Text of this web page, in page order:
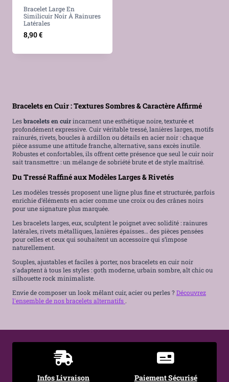
Bracelet Large En
Similicuir Noir À Rainures
Latérales
8,90€
Bracelets en Cuir : Textures Sombres & Caractère Affirmé
Lesbracelets en cuirincarnent une esthétique noire, texturée et
profondément expressive. Cuir véritable tressé, lanières larges, motifs
rainurés, rivets, boucles à ardillon ou détails en acier noir : chaque
pièce assume une attitude franche, alternative, sans excès inutile.
Robustes et confortables, ils offrent cette présence que seul le cuir noir
sait transmettre : un mélange de sobriété brute et de style maîtrisé.
Du Tressé Raffiné aux Modèles Larges & Rivetés
Les modèles tressés proposent une ligne plus fine et structurée, parfois
enrichie d’éléments en acier comme une croix ou des crânes noirs
pour une signature plus marquée.
Les bracelets larges, eux, sculptent le poignet avec solidité : rainures
latérales, rivets métalliques, lanières épaisses… des pièces pensées
pour celles et ceux qui souhaitent un accessoire qui s’impose
naturellement.
Souples, ajustables et faciles à porter, nos bracelets en cuir noir
s'adaptent à tous les styles : goth moderne, urbain sombre, alt chic ou
silhouette rock minimaliste.
Envie de composer un look mêlant cuir, acier ou perles ?Découvrez
l'ensemble de nos bracelets alternatifs .
Infos Livraison Paiement Sécurisé